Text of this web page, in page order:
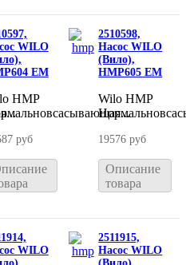
WILO
EM
HMP
руб
2510598,
Насос WILO
(Вило),
HMP605 EM
Wilo HMP
19576 руб
Описание
товара
WILO
2511915,
Насос WILO